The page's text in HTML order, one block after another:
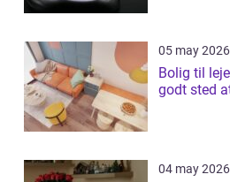
05 may 2026
Bolig til
godt sted
04 may 2026